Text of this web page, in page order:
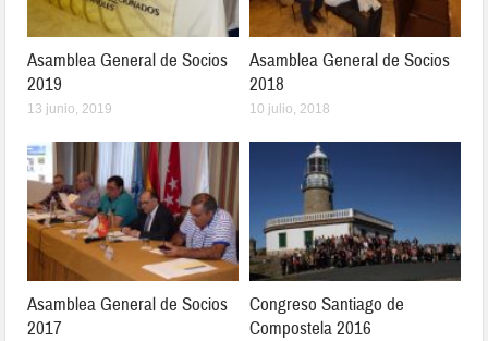
Asamblea General de Socios
2019
13 junio, 2019
Asamblea General de Socios
2018
10 julio, 2018
Asamblea General de Socios
2017
Congreso Santiago de
Compostela 2016